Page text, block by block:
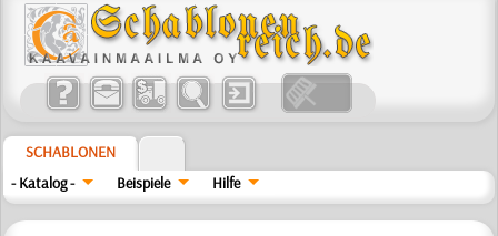
SCHABLONEN
- Katalog -
Beispiele Hilfe